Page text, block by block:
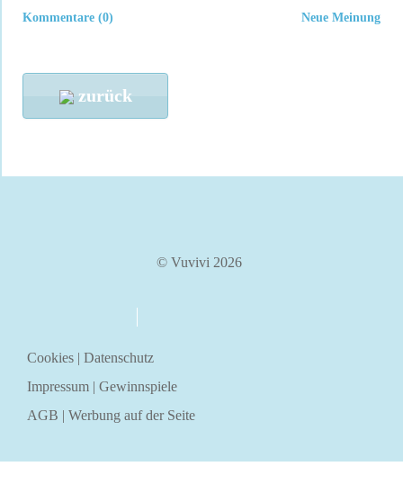
Neue Meinung
Kommentare (0)
zurück
© Vuvivi 2026
Cookies | Datenschutz
Impressum | Gewinnspiele
AGB | Werbung auf der Seite